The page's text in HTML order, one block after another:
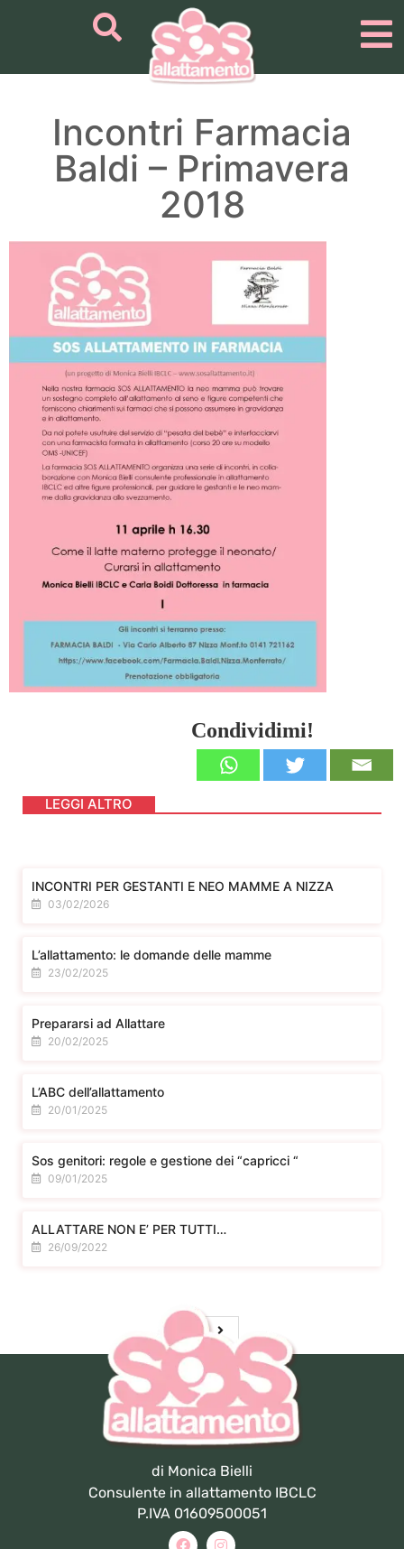
Incontri Farmacia
Baldi – Primavera
2018
Condividimi!
LEGGI ALTRO
INCONTRI PER GESTANTI E NEO MAMME A NIZZA
03/02/2026
L’allattamento: le domande delle mamme
23/02/2025
Prepararsi ad Allattare
20/02/2025
L’ABC dell’allattamento
20/01/2025
Sos genitori: regole e gestione dei “capricci “
09/01/2025
ALLATTARE NON E’ PER TUTTI…
26/09/2022
di Monica Bielli
Consulente in allattamento IBCLC
P.IVA 01609500051